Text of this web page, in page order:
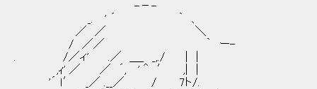
-－-
_. ' ´ ｀ 、
／ ／ ＼
/ ／／ ｀ ー-
. /／ィ' .／ ＿_ _,./ ｜ |
,ｨ' ／ ／ ´, ' ＾ ′ ,| |
'´ ｌ′ _／ .__／ / 7ト/.